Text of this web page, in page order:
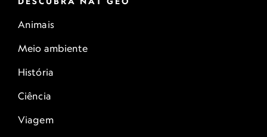
Animais
Meio ambiente
História
Ciência
Viagem